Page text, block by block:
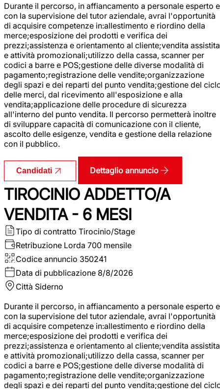
Durante il percorso, in affiancamento a personale esperto e
con la supervisione del tutor aziendale, avrai l'opportunità
di acquisire competenze in:allestimento e riordino della
merce;esposizione dei prodotti e verifica dei
prezzi;assistenza e orientamento al cliente;vendita assistita
e attività promozionali;utilizzo della cassa, scanner per
codici a barre e POS;gestione delle diverse modalità di
pagamento;registrazione delle vendite;organizzazione
degli spazi e dei reparti del punto vendita;gestione del
delle merci, dal ricevimento all'esposizione e alla
vendita;applicazione delle procedure di sicurezza
all'interno del punto vendita. Il percorso permetterà inoltre
di sviluppare capacità di comunicazione con il cliente,
ascolto delle esigenze, vendita e gestione della relazione
con il pubblico.
Candidati Dettaglio annuncio
TIROCINIO ADDETTO/A
VENDITA - 6 MESI
Tipo di contratto Tirocinio/Stage
Retribuzione Lorda 700 mensile
Codice annuncio 350241
Data di pubblicazione 8/8/2026
Città Siderno
Durante il percorso, in affiancamento a personale esperto e
con la supervisione del tutor aziendale, avrai l'opportunità
di acquisire competenze in:allestimento e riordino della
merce;esposizione dei prodotti e verifica dei
prezzi;assistenza e orientamento al cliente;vendita assistita
e attività promozionali;utilizzo della cassa, scanner per
codici a barre e POS;gestione delle diverse modalità di
pagamento;registrazione delle vendite;organizzazione
degli spazi e dei reparti del punto vendita;gestione del